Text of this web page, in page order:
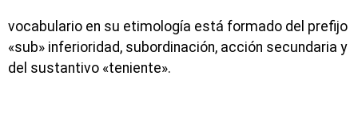
vocabulario en su etimología está formado del prefijo
«sub» inferioridad, subordinación, acción secundaria y
del sustantivo «teniente».